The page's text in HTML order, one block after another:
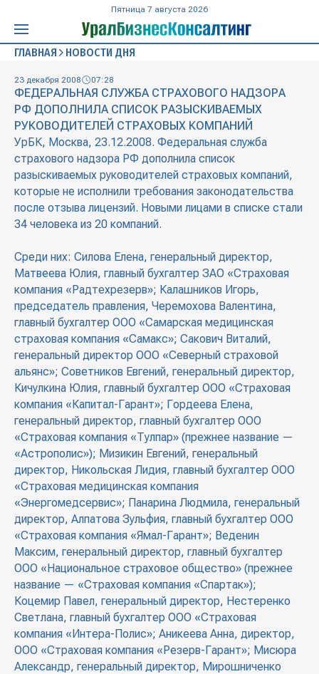
Пятница 7 августа 2026
ГЛАВНАЯ НОВОСТИ ДНЯ
23 декабря 2008 07:28
ФЕДЕРАЛЬНАЯ СЛУЖБА СТРАХОВОГО НАДЗОРА
РФ ДОПОЛНИЛА СПИСОК РАЗЫСКИВАЕМЫХ
РУКОВОДИТЕЛЕЙ СТРАХОВЫХ КОМПАНИЙ
УрБК, Москва, 23.12.2008. Федеральная служба
страхового надзора РФ дополнила список
разыскиваемых руководителей страховых компаний,
которые не исполнили требования законодательства
после отзыва лицензий. Новыми лицами в списке стали
34 человека из 20 компаний.
Среди них: Силова Елена, генеральный директор,
Матвеева Юлия, главный бухгалтер ЗАО «Страховая
компания «Радтехрезерв»; Калашников Игорь,
председатель правления, Черемохова Валентина,
главный бухгалтер ООО «Самарская медицинская
страховая компания «Самакс»; Сакович Виталий,
генеральный директор ООО «Северный страховой
альянс»; Советников Евгений, генеральный директор,
Кичулкина Юлия, главный бухгалтер ООО «Страховая
компания «Капитал-Гарант»; Гордеева Елена,
генеральный директор, главный бухгалтер ООО
«Страховая компания «Тулпар» (прежнее название —
«Астрополис»); Мизикин Евгений, генеральный
директор, Никольская Лидия, главный бухгалтер ООО
«Страховая медицинская компания
«Энергомедсервис»; Панарина Людмила, генеральный
директор, Алпатова Зульфия, главный бухгалтер ООО
«Страховая компания «Ямал-Гарант»; Веденин
Максим, генеральный директор, главный бухгалтер
ООО «Национальное страховое общество» (прежнее
название — «Страховая компания «Спартак»);
Коцемир Павел, генеральный директор, Нестеренко
Светлана, главный бухгалтер ООО «Страховая
компания «Интера-Полис»; Аникеева Анна, директор,
ООО «Страховая компания «Резерв-Гарант»; Мисюра
Александр, генеральный директор, Мирошниченко